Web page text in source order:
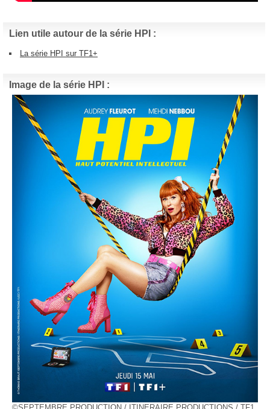
Lien utile autour de la série HPI :
La série HPI sur TF1+
Image de la série HPI :